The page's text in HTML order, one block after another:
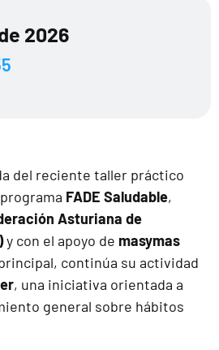
2026
del reciente taller práctico
FADE Saludable,
Asturiana de
y con el apoyo de masymas
continúa su actividad
, una iniciativa orientada a
general sobre hábitos